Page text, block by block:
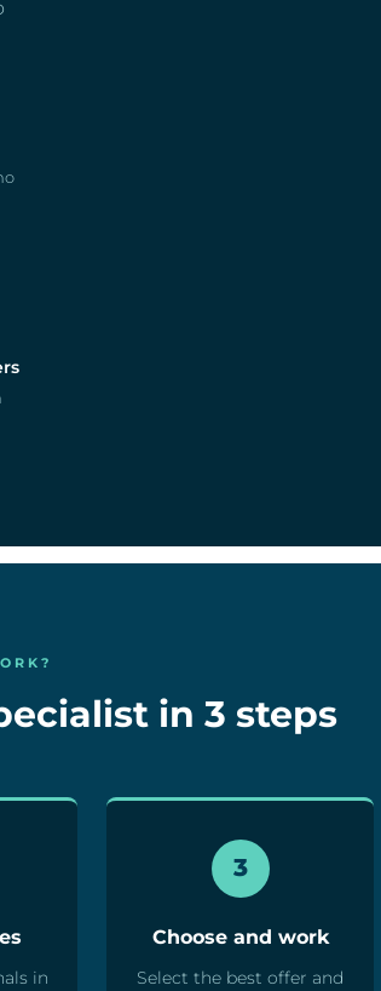
in 3 steps
in
3
Choose and work
Select the best offer and